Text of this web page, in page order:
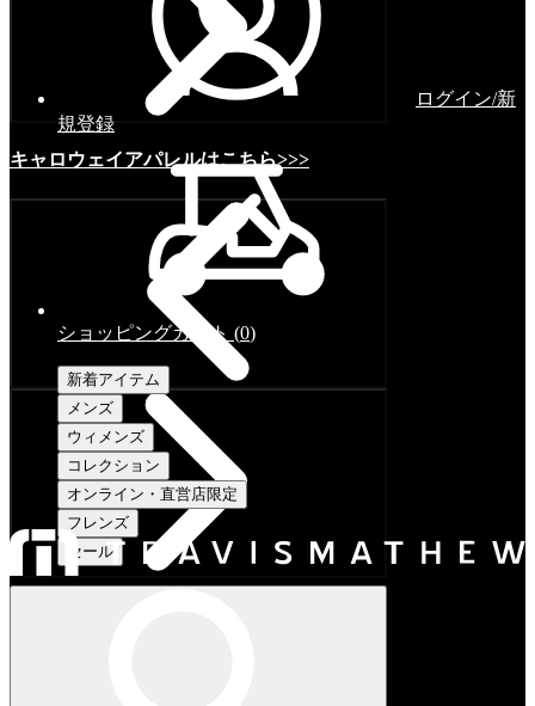
キャロウェイアパレルはこちら>>>
ログイン/新
規登録
ショッピングカート (0)
新着アイテム
メンズ
ウィメンズ
コレクション
オンライン・直営店限定
フレンズ
セール